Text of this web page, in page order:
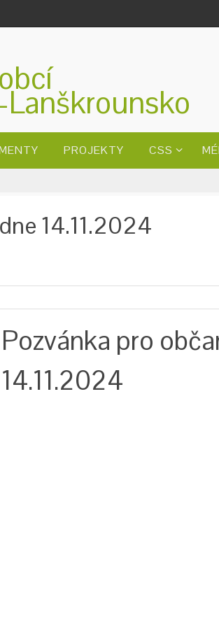
PROJEKTY CSS
14.11.2024
Pozvánka pro
14.11.2024